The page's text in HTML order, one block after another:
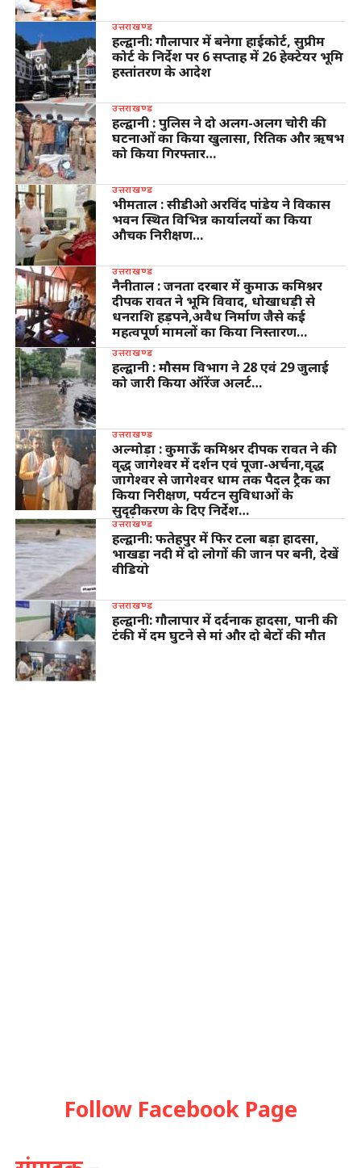
उत्तराखण्ड
हल्द्वानी: गौलापार में बनेगा हाईकोर्ट, सुप्रीम
कोर्ट के निर्देश पर 6 सप्ताह में 26 हेक्टेयर भूमि
हस्तांतरण के आदेश
उत्तराखण्ड
हल्द्वानी : पुलिस ने दो अलग-अलग चोरी की
घटनाओं का किया खुलासा, रितिक और ऋषभ
को किया गिरफ्तार…
उत्तराखण्ड
भीमताल : सीडीओ अरविंद पांडेय ने विकास
भवन स्थित विभिन्न कार्यालयों का किया
औचक निरीक्षण…
उत्तराखण्ड
नैनीताल : जनता दरबार में कुमाऊ कमिश्नर
दीपक रावत ने भूमि विवाद, धोखाधड़ी से
धनराशि हड़पने,अवैध निर्माण जैसे कई
महत्वपूर्ण मामलों का किया निस्तारण…
उत्तराखण्ड
हल्द्वानी : मौसम विभाग ने 28 एवं 29 जुलाई
को जारी किया ऑरेंज अलर्ट…
उत्तराखण्ड
अल्मोड़ा : कुमाऊँ कमिश्नर दीपक रावत ने की
वृद्ध जागेश्वर में दर्शन एवं पूजा-अर्चना,वृद्ध
जागेश्वर से जागेश्वर धाम तक पैदल ट्रैक का
किया निरीक्षण, पर्यटन सुविधाओं के
सुदृढ़ीकरण के दिए निर्देश…
उत्तराखण्ड
हल्द्वानी: फतेहपुर में फिर टला बड़ा हादसा,
भाखड़ा नदी में दो लोगों की जान पर बनी, देखें
वीडियो
उत्तराखण्ड
हल्द्वानी: गौलापार में दर्दनाक हादसा, पानी की
टंकी में दम घुटने से मां और दो बेटों की मौत
Follow Facebook Page